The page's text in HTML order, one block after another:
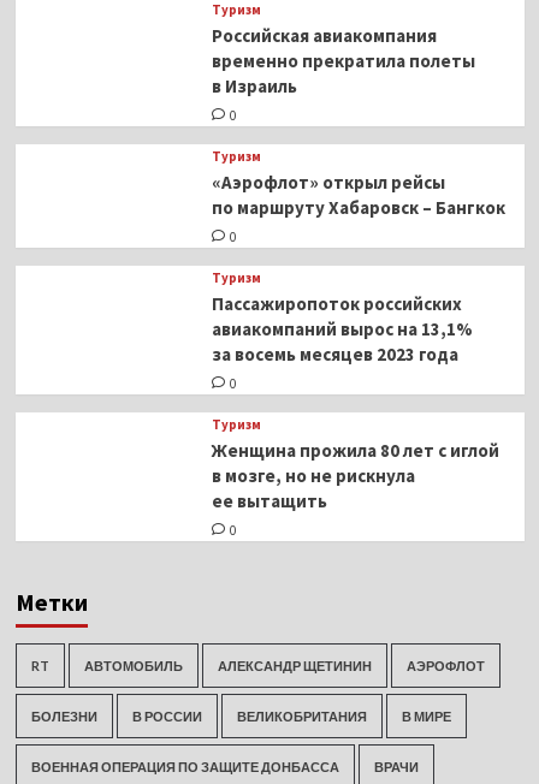
Туризм
Российская авиакомпания
временно прекратила полеты
в Израиль
0
Туризм
«Аэрофлот» открыл рейсы
по маршруту Хабаровск – Бангкок
0
Туризм
Пассажиропоток российских
авиакомпаний вырос на 13,1%
за восемь месяцев 2023 года
0
Туризм
Женщина прожила 80 лет с иглой
в мозге, но не рискнула
ее вытащить
0
Метки
RT АВТОМОБИЛЬ АЛЕКСАНДР ЩЕТИНИН АЭРОФЛОТ
БОЛЕЗНИ В РОССИИ ВЕЛИКОБРИТАНИЯ В МИРЕ
ВОЕННАЯ ОПЕРАЦИЯ ПО ЗАЩИТЕ ДОНБАССА ВРАЧИ